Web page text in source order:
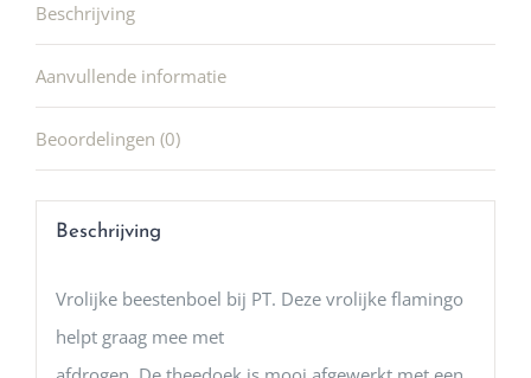
Beschrijving
Aanvullende informatie
Beoordelingen (0)
Beschrijving
Vrolijke beestenboel bij PT. Deze vrolijke flamingo
helpt graag mee met